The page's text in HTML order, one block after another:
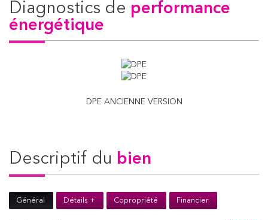
diagnostics de performance
énergétique
DPE ANCIENNE VERSION
descriptif du bien
Général Détails + Copropriété Financier